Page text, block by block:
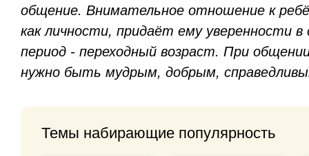
общение. Внимательное отношение к
как личности, придаёт ему уверенности
период - переходный возраст. При
нужно быть мудрым, добрым,
Темы набирающие популярность